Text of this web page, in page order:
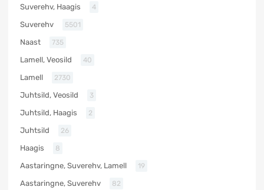
Suverehv, Haagis 4
Suverehv 5501
Naast 735
Lamell, Veosild 40
Lamell 2730
Juhtsild, Veosild 3
Juhtsild, Haagis 2
Juhtsild 26
Haagis 8
Aastaringne, Suverehv, Lamell 19
Aastaringne, Suverehv 82